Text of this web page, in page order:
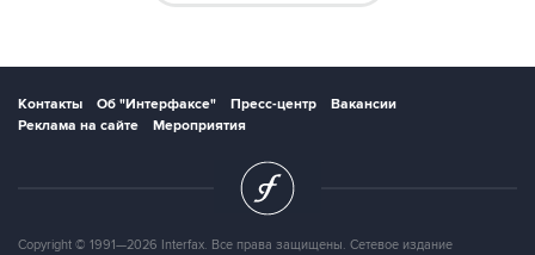
Контакты Об "Интерфаксе" Пресс-центр
Вакансии
Реклама на сайте
Мероприятия
Copyright © 1991—2026 Interfax. Все права защищены. Сетевое издание